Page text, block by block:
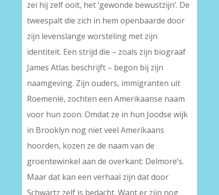
zei hij zelf ooit, het ‘gewonde bewustzijn’. De
tweespalt die zich in hem openbaarde door
zijn levenslange worsteling met zijn
identiteit. Een strijd die – zoals zijn biograaf
James Atlas beschrijft – begon bij zijn
naamgeving. Zijn ouders, immigranten uit
Roemenië, zochten een Amerikaanse naam
voor hun zoon. Omdat ze in hun Joodse wijk
in Brooklyn nog niet veel Amerikaans
hoorden, kozen ze de naam van de
groentewinkel aan de overkant: Delmore’s.
Maar dat kan een verhaal zijn dat door
Schwartz zelf is bedacht. Want er zijn nog